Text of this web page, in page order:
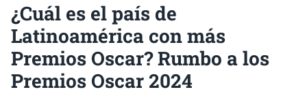
¿Cuál es el país de
Latinoamérica con más
Premios Oscar? Rumbo a los
Premios Oscar 2024